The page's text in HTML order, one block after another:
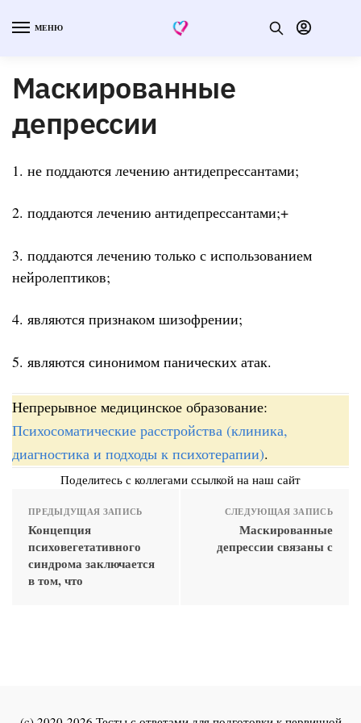
МЕНЮ
Маскированные
депрессии
1. не поддаются лечению антидепрессантами;
2. поддаются лечению антидепрессантами;+
3. поддаются лечению только с использованием
нейролептиков;
4. являются признаком шизофрении;
5. являются синонимом панических атак.
Непрерывное медицинское образование:
Психосоматические расстройства (клиника,
диагностика и подходы к психотерапии).
Поделитесь с коллегами ссылкой на наш сайт
ПРЕДЫДУЩАЯ ЗАПИСЬ
Концепция
психовегетативного
синдрома заключается
в том, что
СЛЕДУЮЩАЯ ЗАПИСЬ
Маскированные
депрессии связаны с